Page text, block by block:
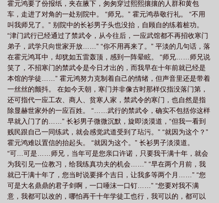
力! 第505章 国术一天涨一年功力!最新章节 国术一天涨一年功力!全本
一天涨一年功力全文免费阅读 国术一天涨一年功力!(1-178) 国术一天涨一年功
力笔趣阁免费 国术一天涨一年功力! 国术一天涨一年功力笔趣阁最新章
节 国术一天涨一年功力短剧免费 国术一天涨一年功力!手打无错字版 国术
一天涨一年功力! 第506章 国术一天涨一年功力完整版 国术一天涨一年功力大
结局 国术一天涨一年功力!txt 国术一天涨一年功力 国术一天涨一年功力!笔
趣阁在线 国术一天涨一年功力百度 国术一天涨一年功力!(别名自由飞鸿)在线阅
读 国术一天涨一年功力免费阅读 最新章节 无弹窗 国术一天涨一年功力在
线 国术一天涨一年功力是真的吗 国术一天涨一年功力神枪武馆 国术一天涨
一年功力!在线阅读免费 国术一天涨一年功力!在线 国术一天涨一年功力!无弹窗
功力! 第52章 国术一天涨一年功力!完整版免费 国术一天涨一年功力!无弹
窗 国术一天涨一年功力!(霍元鸿) 国术一天涨一年功力!(别名自由飞鸿) 国术
一天涨一年功力免费观看全集 国术一天涨一年功力短剧在线观看 国术一天涨一
霍元鸿要了份报纸，夹在腋下，匆匆穿过熙熙攘攘的人群和黄包
车，走进了对角的一处别院中。 “师兄。” 霍元鸿恭敬行礼。 “不用
叫我师兄了。” 别院中的长衫男子头也没抬，自顾自的练着桩功。
“津门武行已经通过了禁武令，从今往后，一应武馆都不再招收寒门
弟子，武学只向世家开放……” “你不用再来了。” 平淡的几句话，落
在霍元鸿耳中，却犹如五雷轰顶，感到一阵晕眩。 “师兄……师兄说
笑了，不招寒门的禁武令是今日才出的，而我早在十年前就已经是
本馆的学徒……” 霍元鸿努力克制着自己的情绪，但声音里还是带着
一丝丝的颤抖。 在如今天朝，寒门并非像古时那样仅指没落门第，
还可指代一应工农、商人、贫寒人家，禁武令的寒门，也自然是指
除显赫世家外的一应百姓。 “……武行的禁武令，确实不包括你这样
早就入门了的……” 长衫男子微微沉默，旋即淡漠道，“但我一看到
贱民跟自己一同练武，就会感觉武道受到了玷污。” “就因为这个？”
霍元鸿难以置信的抬起头。 “就因为这个。” 长衫男子淡漠道。
“可…可是……师兄，当年可是您亲口许诺，只要我干满十年，就会
为我引见一位教习，给我练真功夫的机会……” “早在两个月前，我
就已干满十年了，您当时说要择个吉日，让我多等两个月……” “您
可是大名鼎鼎的君子剑啊，一口唾沫一口钉……” “您要对我不满
意，我都可以改的，哪怕再干十年学徒工也行，我可以的，都可以